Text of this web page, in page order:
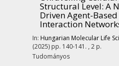
Structural Level: A
Driven Agent-
Interaction
In: Hungarian Molecular Life
(2025) pp. 140-141. , 2 p.
Tudományos